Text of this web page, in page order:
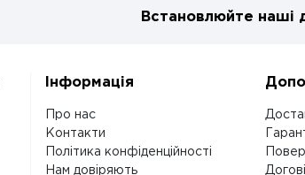
Встановлюйте наші
Інформація
Про нас
Контакти
Політика конфіденційності
Нам довіряють